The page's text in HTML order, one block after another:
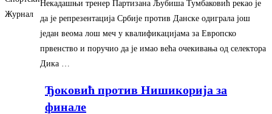
Журнал
Некадашњи тренер Партизана Љубиша Тумбаковић рекао је
да је репрезентација Србије против Данске одиграла још
један веома лош меч у квалификацијама за Европско
првенство и поручио да је имао већа очекивања од селектора
Дика …
Ђоковић против Нишикорија за
финале